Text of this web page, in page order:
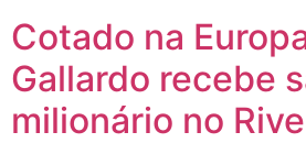
Cotado na
Gallardo recebe
milionário no